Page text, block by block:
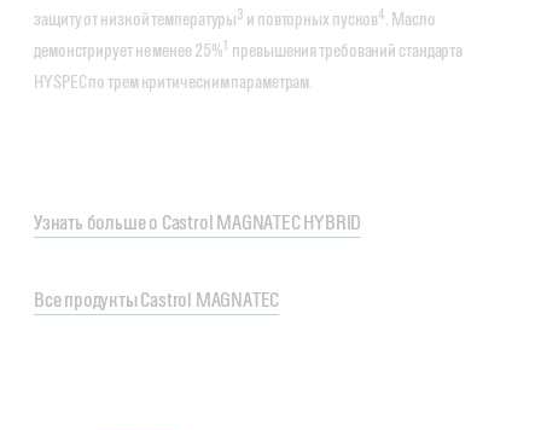
защиту от низкой температуры3 и повторных пусков4 . Масло
демонстрирует не менее 25%1 превышения требований стандарта
HYSPEC по трем критическим параметрам.
Узнать больше о Castrol MAGNATEC HYBRID
Все продукты Castrol MAGNATEC